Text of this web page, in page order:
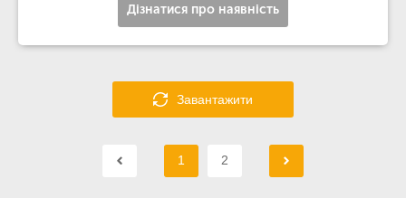
Дізнатися про наявність
Завантажити
1 2